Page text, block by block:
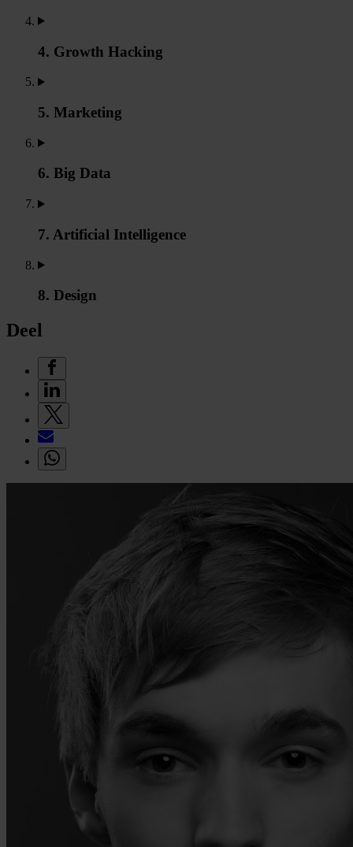
4. Growth Hacking
5. Marketing
6. Big Data
7. Artificial Intelligence
8. Design
Deel